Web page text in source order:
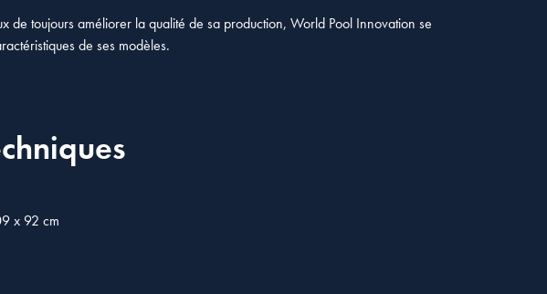
de toujours améliorer la qualité de sa production, World Pool Innovation se
de ses modèles.
x 92 cm